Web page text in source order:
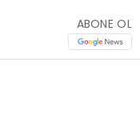
ABONE OL